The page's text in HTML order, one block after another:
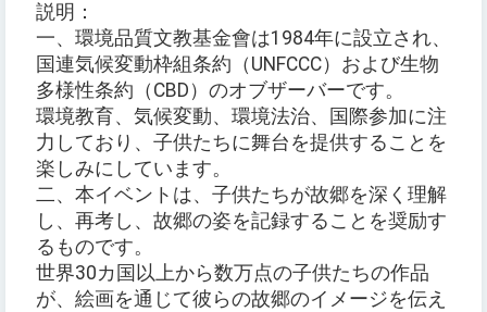
説明：
一、環境品質文教基金會は1984年に設立され、
国連気候変動枠組条約（UNFCCC）および生物
多様性条約（CBD）のオブザーバーです。
環境教育、気候変動、環境法治、国際参加に注
力しており、子供たちに舞台を提供することを
楽しみにしています。
二、本イベントは、子供たちが故郷を深く理解
し、再考し、故郷の姿を記録することを奨励す
るものです。
世界30カ国以上から数万点の子供たちの作品
が、絵画を通じて彼らの故郷のイメージを伝え